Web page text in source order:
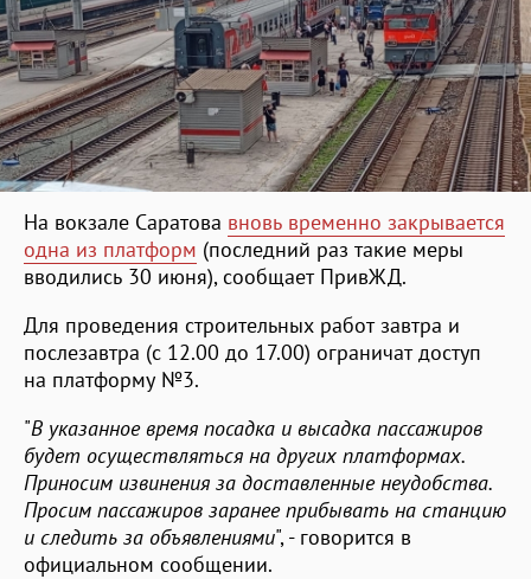
На вокзале Саратова вновь временно закрывается
одна из платформ (последний раз такие меры
вводились 30 июня), сообщает ПривЖД.
Для проведения строительных работ завтра и
послезавтра (с 12.00 до 17.00) ограничат доступ
на платформу №3.
"В указанное время посадка и высадка пассажиров
будет осуществляться на других платформах.
Приносим извинения за доставленные неудобства.
Просим пассажиров заранее прибывать на станцию
и следить за объявлениями", - говорится в
официальном сообщении.